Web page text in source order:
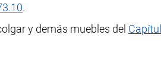
.
y demás muebles del